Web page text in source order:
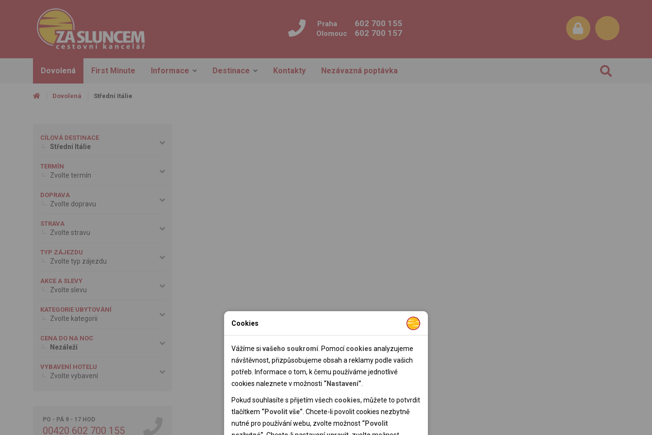
Praha 602 700 155
Olomouc 602 700 157
Dovolená First Minute Informace Destinace Kontakty Nezávazná poptávka
Dovolená Střední Itálie
CÍLOVÁ DESTINACE
Střední Itálie
TERMÍN
Zvolte termín
DOPRAVA
Zvolte dopravu
STRAVA
Zvolte stravu
TYP ZÁJEZDU
Zvolte typ zájezdu
AKCE A SLEVY
Zvolte slevu
KATEGORIE UBYTOVÁNÍ
Zvolte kategorii
CENA DO NA NOC
Nezáleží
VYBAVENÍ HOTELU
Zvolte vybavení
PO - PÁ 9 - 17 HOD
00420 602 700 155
Cookies
Vážíme si vašeho soukromí . Pomocícookies analyzujeme
návštěvnost, přizpůsobujeme obsah a reklamy podle vašich
potřeb. Informace o tom, k čemu používáme jednotlivé
cookies naleznete v možnosti “Nastavení”
Pokud souhlasíte s přijetím všech cookies, můžete to potvrdit
tlačítkem “Povolit vše” . Chcete-li povolit cookies nezbytně
nutné pro používání webu, zvolte možnost “Povolit
Nutné cookies pomáhají, aby byla webová stránka použitelná
tak, že umožní základní funkce jako navigace stránky a
přístup k zabezpečeným sekcím webové stránky. Webová
stránka nemůže správně fungovat bez těchto cookies.
Analytické cookies
Pomocí analytických cookies můžeme měřit návštěvnost